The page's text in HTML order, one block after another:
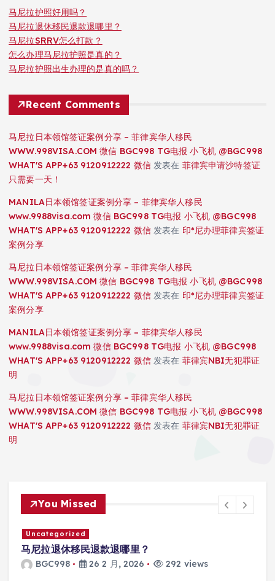
马尼拉护照好用吗？
马尼拉退休移民退款退哪里？
马尼拉SRRV怎么打款？
怎么办理马尼拉护照是真的？
马尼拉护照出生办理的是真的吗？
Recent Comments
马尼拉日本领馆签证案例分享 – 菲律宾华人移民
WWW.998VISA.COM 微信 BGC998 TG电报 小飞机 @BGC998
WHAT'S APP+63 9120912222 微信发表在 菲律宾申请沙特签证
只需要一天！
MANILA日本领馆签证案例分享 – 菲律宾华人移民
www.9988visa.com 微信 BGC998 TG电报 小飞机 @BGC998
WHAT'S APP+63 9120912222 微信发表在 印*尼办理菲律宾签证
案例分享
马尼拉日本领馆签证案例分享 – 菲律宾华人移民
WWW.998VISA.COM 微信 BGC998 TG电报 小飞机 @BGC998
WHAT'S APP+63 9120912222 微信发表在 印*尼办理菲律宾签证
案例分享
MANILA日本领馆签证案例分享 – 菲律宾华人移民
www.9988visa.com 微信 BGC998 TG电报 小飞机 @BGC998
WHAT'S APP+63 9120912222 微信发表在 菲律宾NBI无犯罪证
明
马尼拉日本领馆签证案例分享 – 菲律宾华人移民
WWW.998VISA.COM 微信 BGC998 TG电报 小飞机 @BGC998
WHAT'S APP+63 9120912222 微信发表在 菲律宾NBI无犯罪证
明
You Missed
Uncategorized
马尼拉SRRV怎么打款？
BGC998 26 2 月, 2026 306 views